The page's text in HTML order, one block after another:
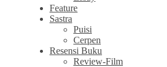
Feature
Sastra
Puisi
Cerpen
Resensi Buku
Review-Film